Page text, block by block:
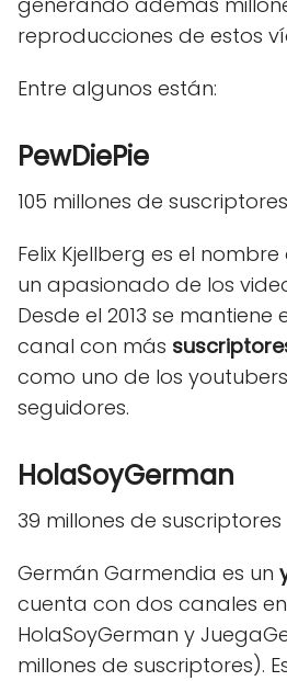
reproducciones de estos
Entre algunos están:
PewDiePie
105 millones de suscriptores
Felix Kjellberg es el
un apasionado de los
Desde el 2013 se
canal con más
como uno de los
seguidores.
HolaSoyGerman
39 millones de suscriptores
Germán Garmendia es un
cuenta con dos canales
HolaSoyGerman y
millones de suscriptores).